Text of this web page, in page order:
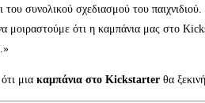
του συνολικού σχεδιασμού του
μοιραστούμε ότι η καμπάνια μας στο
μια καμπάνια στο Kickstarter θα